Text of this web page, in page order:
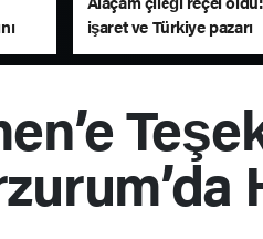
işaret ve Türkiye pazarı